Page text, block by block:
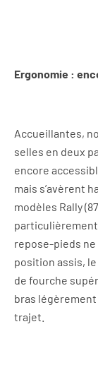
Ergonomie :
Accueillantes,
selles en deux
encore
mais s’avèrent
modèles Rally
repose-pieds ne
position assis,
de fourche
bras
trajet.